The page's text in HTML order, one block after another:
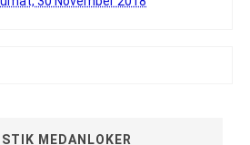
MEDANLOKER